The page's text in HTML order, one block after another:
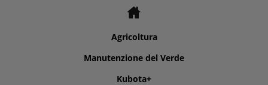
Agricoltura
Manutenzione del Verde
Kubota+